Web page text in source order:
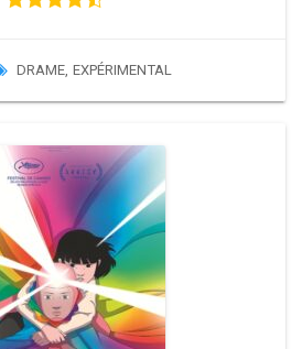
DRAME, EXPÉRIMENTAL